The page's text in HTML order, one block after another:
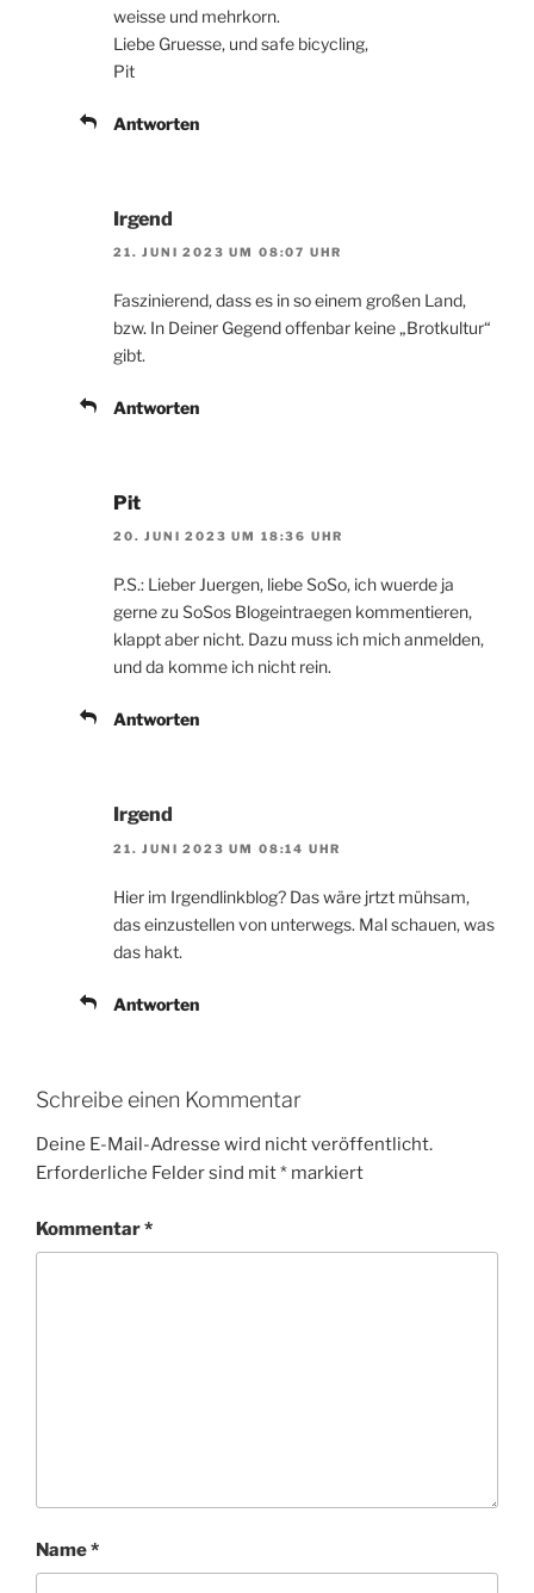
weisse und mehrkorn.
Liebe Gruesse, und safe bicycling,
Pit
Antworten
Irgend
21. JUNI 2023 UM 08:07 UHR
Faszinierend, dass es in so einem großen Land,
bzw. In Deiner Gegend offenbar keine „Brotkultur“
gibt.
Antworten
Pit
20. JUNI 2023 UM 18:36 UHR
P.S.: Lieber Juergen, liebe SoSo, ich wuerde ja
gerne zu SoSos Blogeintraegen kommentieren,
klappt aber nicht. Dazu muss ich mich anmelden,
und da komme ich nicht rein.
Antworten
Irgend
21. JUNI 2023 UM 08:14 UHR
Hier im Irgendlinkblog? Das wäre jrtzt mühsam,
das einzustellen von unterwegs. Mal schauen, was
das hakt.
Antworten
Schreibe einen Kommentar
Deine E-Mail-Adresse wird nicht veröffentlicht.
Erforderliche Felder sind mit* markiert
Kommentar*
Name*